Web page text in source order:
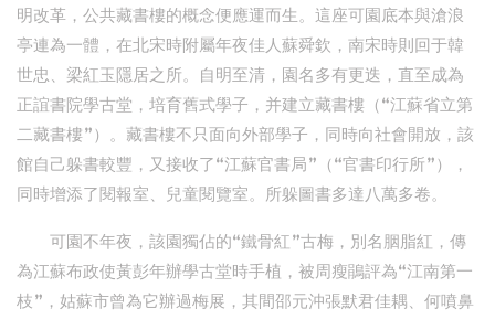
明改革，公共藏書樓的概念便應運而生。這座可園底本與滄浪
亭連為一體，在北宋時附屬年夜佳人蘇舜欽，南宋時則回于韓
世忠、梁紅玉隱居之所。自明至清，園名多有更迭，直至成為
正誼書院學古堂，培育舊式學子，并建立藏書樓（“江蘇省立第
二藏書樓”）。藏書樓不只面向外部學子，同時向社會開放，該
館自己躲書較豐，又接收了“江蘇官書局”（“官書印行所”），
同時增添了閱報室、兒童閱覽室。所躲圖書多達八萬多卷。
可園不年夜，該園獨佔的“鐵骨紅”古梅，別名胭脂紅，傳
為江蘇布政使黃彭年辦學古堂時手植，被周瘦鵑評為“江南第一
枝”，姑蘇市曾為它辦過梅展，其間邵元沖張默君佳耦、何噴鼻